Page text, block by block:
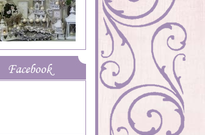
Facebook